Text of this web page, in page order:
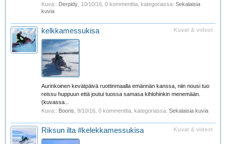
Kuva:: Derpidy 10/10/16 , 0 kommenttia, kategoriassa: Sekalaisia
kuvia
Kuvat & videot
kelkkamessukisa
Aurinkoinen kevätpäivä ruottinmaalla emännän kanssa, niin nousi tuo
reissu huppuun että joutui tuossa samasa kihlohinkin menemään.
(kuvassa...
Kuva:: Booris 9/10/16 , 0 kommenttia, kategoriassa: Sekalaisia kuvia
Kuvat & videot
Riksun ilta #kelekkamessukisa